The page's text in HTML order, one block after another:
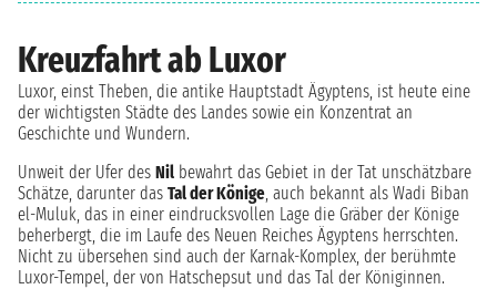
Kreuzfahrt ab Luxor
Luxor, einst Theben, die antike Hauptstadt Ägyptens, ist heute eine
der wichtigsten Städte des Landes sowie ein Konzentrat an
Geschichte und Wundern.
Unweit der Ufer des Nil bewahrt das Gebiet in der Tat unschätzbare
Schätze, darunter das Tal der Könige, auch bekannt als Wadi Biban
el-Muluk, das in einer eindrucksvollen Lage die Gräber der Könige
beherbergt, die im Laufe des Neuen Reiches Ägyptens herrschten.
Nicht zu übersehen sind auch der Karnak-Komplex, der berühmte
Luxor-Tempel, der von Hatschepsut und das Tal der Königinnen.